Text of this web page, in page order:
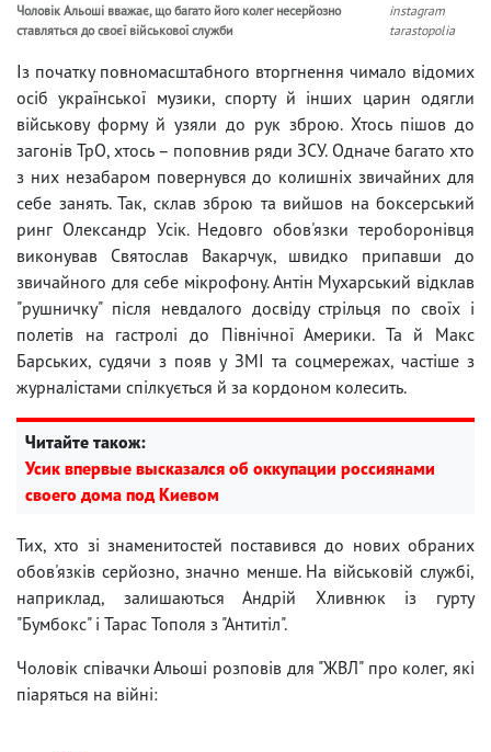
Чоловік Альоші вважає, що багато його колег несерйозно
ставляться до своєї військової служби
instagram
tarastopolia
Із початку повномасштабного вторгнення чимало відомих
осіб української музики, спорту й інших царин одягли
військову форму й узяли до рук зброю. Хтось пішов до
загонів ТрО, хтось – поповнив ряди ЗСУ. Одначе багато хто
з них незабаром повернувся до колишніх звичайних для
себе занять. Так, склав зброю та вийшов на боксерський
ринг Олександр Усік. Недовго обов'язки тероборонівця
виконував Святослав Вакарчук, швидко припавши до
звичайного для себе мікрофону. Антін Мухарський відклав
"рушничку" після невдалого досвіду стрільця по своїх і
полетів на гастролі до Північної Америки. Та й Макс
Барських, судячи з появ у ЗМІ та соцмережах, частіше з
журналістами спілкується й за кордоном колесить.
Читайте також:
Усик впервые высказался об оккупации россиянами
своего дома под Киевом
Тих, хто зі знаменитостей поставився до нових обраних
обов'язків серйозно, значно менше. На військовій службі,
наприклад, залишаються Андрій Хливнюк із гурту
"Бумбокс" і Тарас Тополя з "Антитіл".
Чоловік співачки Альоші розповів для "ЖВЛ" про колег, які
піаряться на війні: